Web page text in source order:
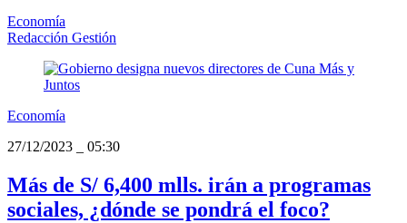
Economía
Redacción Gestión
Economía
27/12/2023
05:30
Más de S/ 6,400 mlls. irán a programas
sociales, ¿dónde se pondrá el foco?